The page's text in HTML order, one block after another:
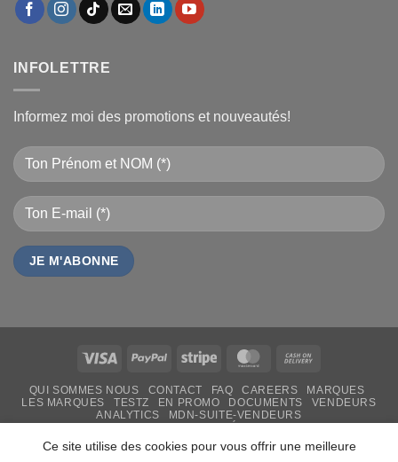
INFOLETTRE
Informez moi des promotions et nouveautés!
Visa PayPal Stripe MasterCard
Delivery
QUI SOMMES NOUS CONTACT FAQ CAREERS
MARQUES
LES MARQUES
TESTZ EN PROMO DOCUMENTS
VENDEURS
ANALYTICS
MDN-SUITE-VENDEURS
IMPRESSION PERSONNALISÉE
MON-TSHIRT
FÊTE DES MÈRES 31 MAI 2026 CAMEROUN
PASS LIVRAISON & SERVICE
Ce site utilise des cookies pour vous offrir une meilleure